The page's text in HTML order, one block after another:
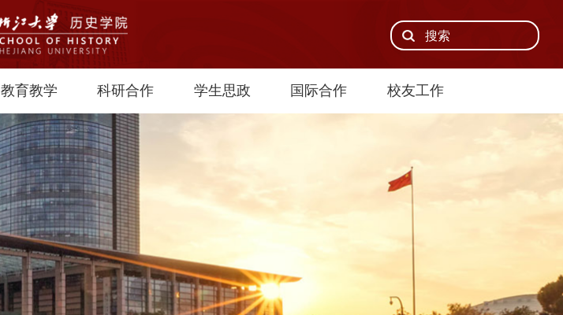
教育教学 科研合作 学生思政 国际合作 校友工作